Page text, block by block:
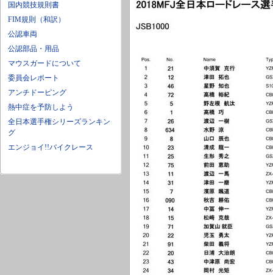
国内競技規則書
FIM規則（和訳）
公認車両
公認部品・用品
マウスガードについて
委員会レポート
アンチドーピング
熱中症を予防しよう
全日本選手権シリーズランキン
グ
エンジョイ!!バイクレース